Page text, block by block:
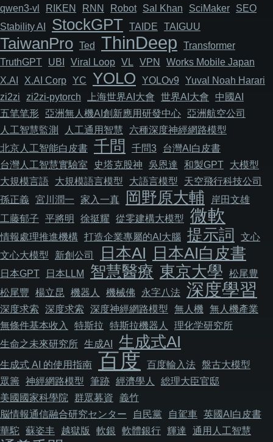
qwen3-vl
RIKEN RNN Robot Sal Khan SciMaker
SEO
Stability AI
StockGPT TAIDE TAIGUU
TaiwanPro Ted ThinDeep
Transformer
TruthGPT
UBI Viral Loop VL VPN
Works Mobile Japan
X.AI
X.AI Corp YC YOLO YOLOv9
Yuval Noah Harari
zi2zi
zi2zi-pytorch 上海世界AI大會 世界AI大會
中國AI
五笔笔形
亞洲無人機AI創新應用研發中心 亞洲航空公司
人工智慧監測
人工通用智慧
六種深度神經網路模型
北京人工智能白皮書 千問 千問3
台灣AI白皮書
台灣人工智慧實驗室
史塔克股神 吳恩達 和製GPT
大模型
大規模言語
大規模語言模型 大語言模型
天空飛行科技公司
孫正義
宮川潤一 家入一真 岡野原大輔
岸田文雄
工藤郁子
平將明 徐挺耀 從零建構大模型 微軟
情報處理推進機構 打造企業專屬的AI大腦 提示詞
文心
文心大模型
新創公司 日本AI 日本AI白皮書
日本GPT 日本LLM 智慧醫療 東京大學
松尾豊
松尾豐
楊立昆 機器人 機械佛 永字八法 深度學習
深度求索 深度求索 深度神經網路模型 無人機
無人機產業
無條件基本收入
特斯拉 特斯拉機器人
理化学研究所
生命之未來研究所 生成AI 生成式AI
生成式 AI 的使用指南 百度 百度輸入法 盤古大模型
眾籌
神經網路模型 筆跡 經濟學人
総理大臣官邸
美國國家科學院
群眾募資
義竹
脳情報通信融合研究センター
自民黨 自駕車 英國AI白皮書
華駝 蘇姿丰 越獄版 軟銀 軟體銀行 輝達 通用人工智慧